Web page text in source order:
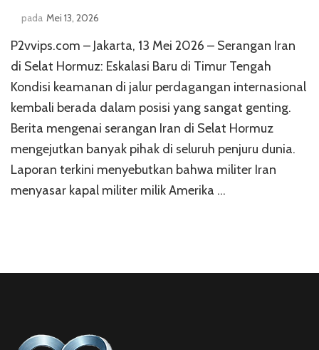
pada Mei 13, 2026
P2vvips.com – Jakarta, 13 Mei 2026 – Serangan Iran
di Selat Hormuz: Eskalasi Baru di Timur Tengah
Kondisi keamanan di jalur perdagangan internasional
kembali berada dalam posisi yang sangat genting.
Berita mengenai serangan Iran di Selat Hormuz
mengejutkan banyak pihak di seluruh penjuru dunia.
Laporan terkini menyebutkan bahwa militer Iran
menyasar kapal militer milik Amerika …